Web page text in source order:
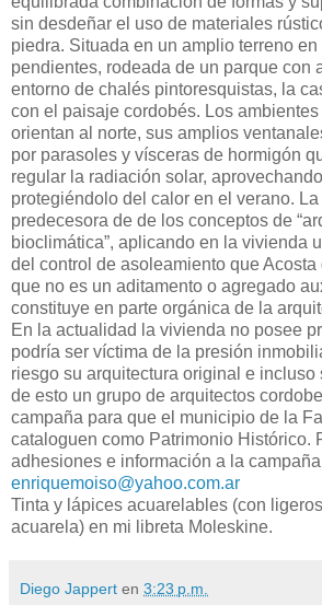
sin desdeñar el uso de materiales
piedra. Situada en un amplio terreno
pendientes, rodeada de un parque con
entorno de chalés pintoresquistas, la
con el paisaje cordobés. Los
orientan al norte, sus amplios
por parasoles y vísceras de hormigón
regular la radiación solar,
protegiéndolo del calor en el verano.
predecesora de de los conceptos de
bioclimática”, aplicando en la vivienda
del control de asoleamiento que Acosta
que no es un aditamento o agregado
constituye en parte orgánica de la
En la actualidad la vivienda no posee
podría ser víctima de la presión
riesgo su arquitectura original e incluso
de esto un grupo de arquitectos
campaña para que el municipio de la
cataloguen como Patrimonio Histórico.
adhesiones e información a la
enriquemoiso@yahoo.com.ar
Tinta y lápices acuarelables (con
acuarela) en mi libreta Moleskine.
Diego Jappert en 3:23 p.m.